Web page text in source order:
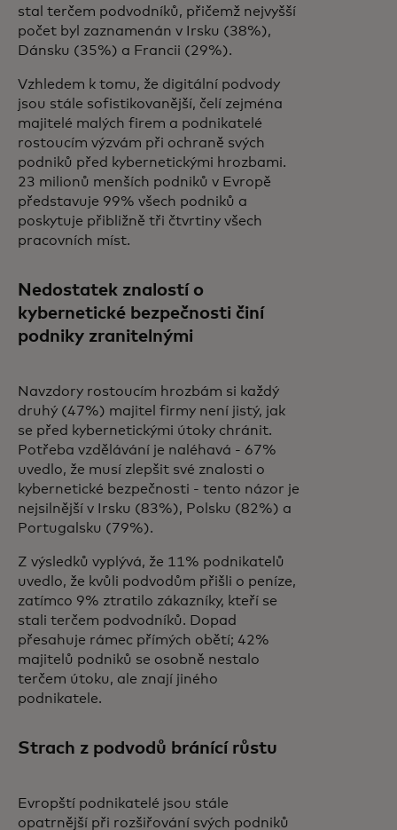
stal terčem podvodníků, přičemž nejvyšší
počet byl zaznamenán v Irsku (38%),
Dánsku (35%) a Francii (29%).
Vzhledem k tomu, že digitální podvody
jsou stále sofistikovanější, čelí zejména
majitelé malých firem a podnikatelé
rostoucím výzvám při ochraně svých
podniků před kybernetickými hrozbami.
23 milionů menších podniků v Evropě
představuje 99% všech podniků a
poskytuje přibližně tři čtvrtiny všech
pracovních míst.
Nedostatek znalostí o
kybernetické bezpečnosti činí
podniky zranitelnými
Navzdory rostoucím hrozbám si každý
druhý (47%) majitel firmy není jistý, jak
se před kybernetickými útoky chránit.
Potřeba vzdělávání je naléhavá - 67%
uvedlo, že musí zlepšit své znalosti o
kybernetické bezpečnosti - tento názor je
nejsilnější v Irsku (83%), Polsku (82%) a
Portugalsku (79%).
Z výsledků vyplývá, že 11% podnikatelů
uvedlo, že kvůli podvodům přišli o peníze,
zatímco 9% ztratilo zákazníky, kteří se
stali terčem podvodníků. Dopad
přesahuje rámec přímých obětí; 42%
majitelů podniků se osobně nestalo
terčem útoku, ale znají jiného
podnikatele.
Strach z podvodů bránící růstu
Evropští podnikatelé jsou stále
opatrnější při rozšiřování svých podniků